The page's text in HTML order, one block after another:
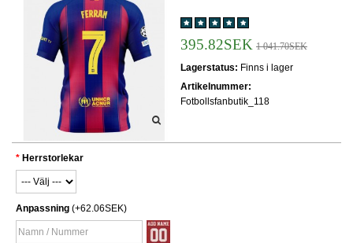
395.82SEK 1 041.70SEK
Lagerstatus: Finns i lager
Artikelnummer:
Fotbollsfanbutik_118
Herrstorlekar
Anpassning (+62.06SEK)